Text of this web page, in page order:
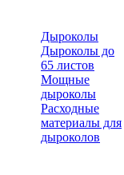
Дыроколы
Дыроколы до
65 листов
Мощные
дыроколы
Расходные
материалы для
дыроколов